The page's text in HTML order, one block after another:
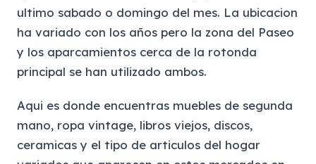
ultimo sabado o domingo del mes. La ubicacion
ha variado con los años pero la zona del Paseo
y los aparcamientos cerca de la rotonda
principal se han utilizado ambos.
Aqui es donde encuentras muebles de segunda
mano, ropa vintage, libros viejos, discos,
ceramicas y el tipo de articulos del hogar